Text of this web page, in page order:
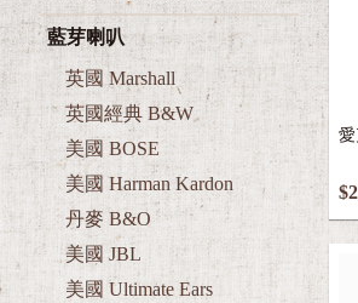
藍芽喇叭
英國 Marshall
英國經典 B&W
美國 BOSE
美國 Harman Kardon
丹麥 B&O
美國 JBL
美國 Ultimate Ears